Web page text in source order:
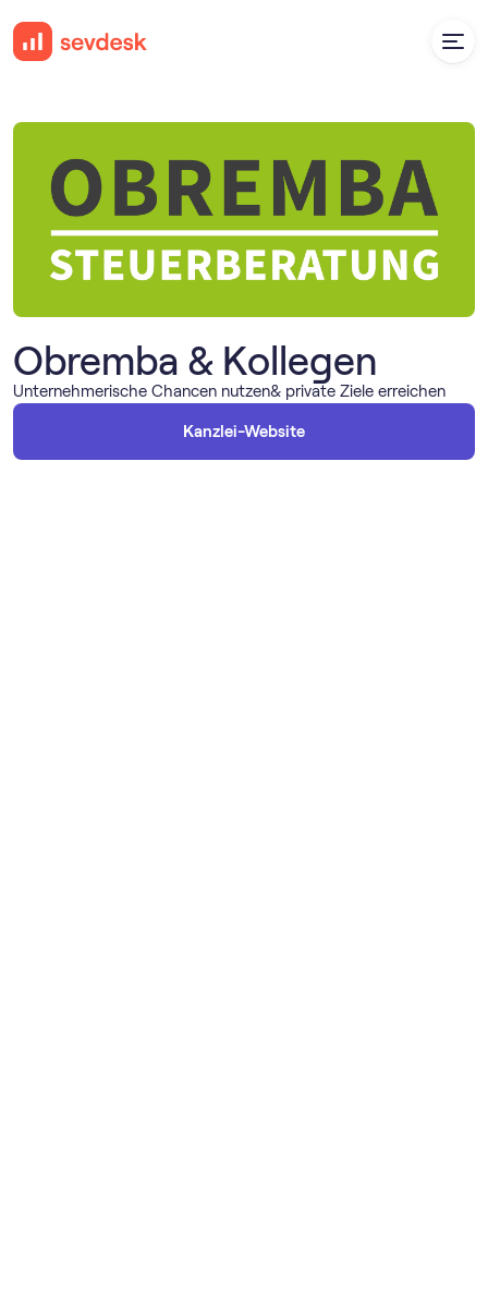
Obremba & Kollegen
Unternehmerische Chancen nutzen& private Ziele erreichen
Kanzlei-Website